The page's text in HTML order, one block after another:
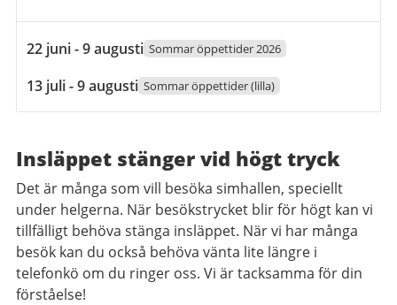
22
2026
till
augusti
22 juni - 9 augusti Sommar öppettider 2026
13
juli
9
augusti
2026
13 juli - 9 augusti Sommar öppettider (lilla)
Insläppet stänger vid högt tryck
Det är många som vill besöka simhallen, speciellt
under helgerna. När besökstrycket blir för högt kan vi
tillfälligt behöva stänga insläppet. När vi har många
besök kan du också behöva vänta lite längre i
telefonkö om du ringer oss. Vi är tacksamma för din
förståelse!